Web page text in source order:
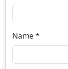
Name *
Gutschein